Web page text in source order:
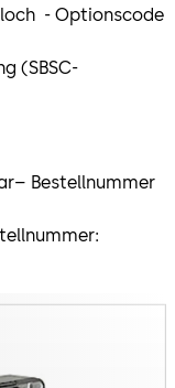
- Optionscode
(SBSC-
Bestellnummer